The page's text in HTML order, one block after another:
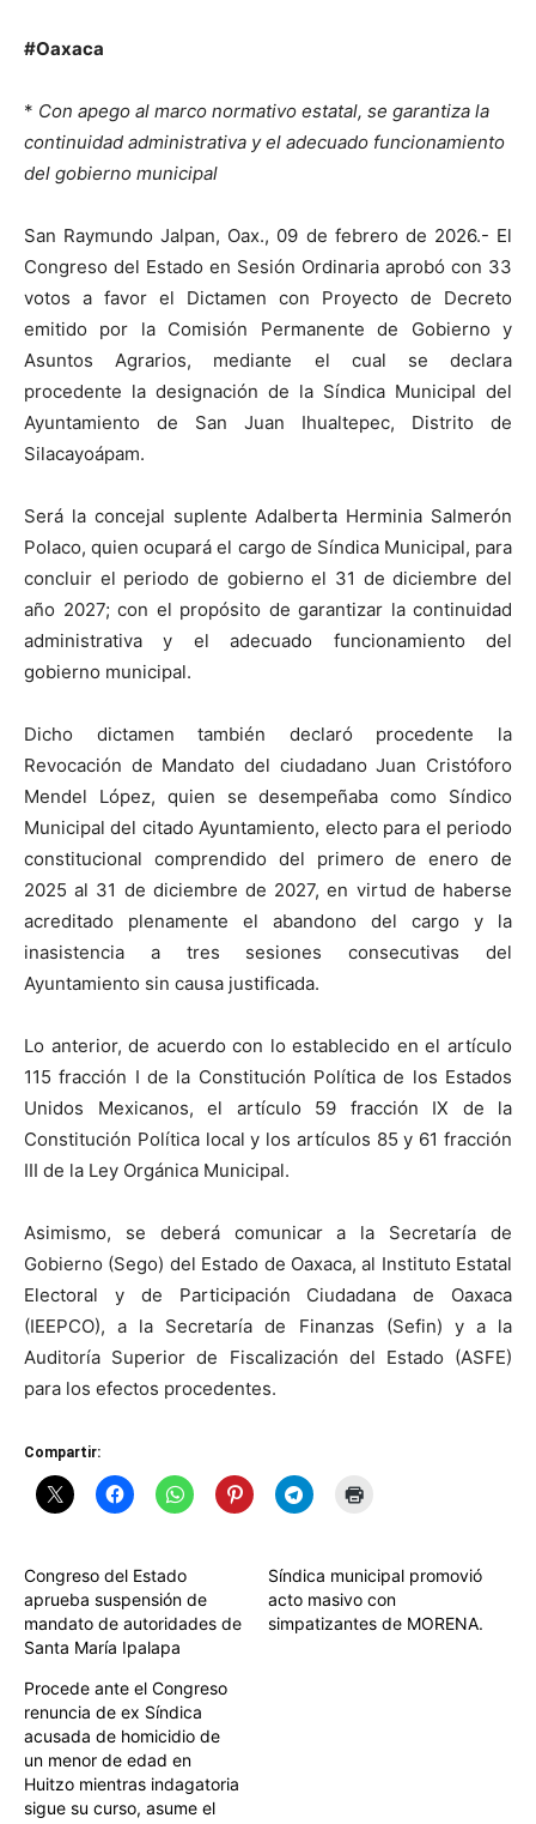
#Oaxaca
* Con apego al marco normativo estatal, se garantiza la
continuidad administrativa y el adecuado funcionamiento
del gobierno municipal
San Raymundo Jalpan, Oax., 09 de febrero de 2026.- El
Congreso del Estado en Sesión Ordinaria aprobó con 33
votos a favor el Dictamen con Proyecto de Decreto
emitido por la Comisión Permanente de Gobierno y
Asuntos Agrarios, mediante el cual se declara
procedente la designación de la Síndica Municipal del
Ayuntamiento de San Juan Ihualtepec, Distrito de
Silacayoápam.
Será la concejal suplente Adalberta Herminia Salmerón
Polaco, quien ocupará el cargo de Síndica Municipal, para
concluir el periodo de gobierno el 31 de diciembre del
año 2027; con el propósito de garantizar la continuidad
administrativa y el adecuado funcionamiento del
gobierno municipal.
Dicho dictamen también declaró procedente la
Revocación de Mandato del ciudadano Juan Cristóforo
Mendel López, quien se desempeñaba como Síndico
Municipal del citado Ayuntamiento, electo para el periodo
constitucional comprendido del primero de enero de
2025 al 31 de diciembre de 2027, en virtud de haberse
acreditado plenamente el abandono del cargo y la
inasistencia a tres sesiones consecutivas del
Ayuntamiento sin causa justificada.
Lo anterior, de acuerdo con lo establecido en el artículo
115 fracción I de la Constitución Política de los Estados
Unidos Mexicanos, el artículo 59 fracción IX de la
Constitución Política local y los artículos 85 y 61 fracción
III de la Ley Orgánica Municipal.
Asimismo, se deberá comunicar a la Secretaría de
Gobierno (Sego) del Estado de Оахаса, al Instituto Estatal
Electoral y de Participación Ciudadana de Oaxaca
(IEEPCO), a la Secretaría de Finanzas (Sefin) y a la
Auditoría Superior de Fiscalización del Estado (ASFE)
para los efectos procedentes.
Compartir:
Congreso del Estado
aprueba suspensión de
mandato de autoridades de
Santa María Ipalapa
Síndica municipal promovió
acto masivo con
simpatizantes de MORENA.
Procede ante el Congreso
renuncia de ex Síndica
acusada de homicidio de
un menor de edad en
Huitzo mientras indagatoria
sigue su curso, asume el